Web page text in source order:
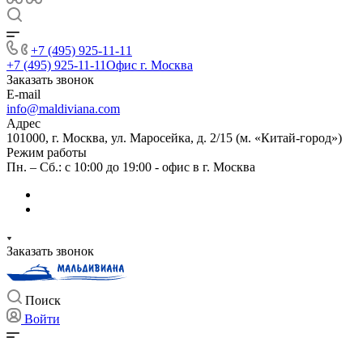
+7 (495) 925-11-11
+7 (495) 925-11-11Офис г. Москва
Заказать звонок
E-mail
info@maldiviana.com
Адрес
101000, г. Москва, ул. Маросейка, д. 2/15 (м. «Китай-город»)
Режим работы
Пн. – Сб.: с 10:00 до 19:00 - офис в г. Москва
Заказать звонок
Поиск
Войти